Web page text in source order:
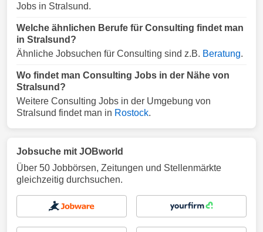
Jobs in Stralsund.
Welche ähnlichen Berufe für Consulting findet man
in Stralsund?
Ähnliche Jobsuchen für Consulting sind z.B. Beratung.
Wo findet man Consulting Jobs in der Nähe von
Stralsund?
Weitere Consulting Jobs in der Umgebung von
Stralsund findet man in Rostock.
Jobsuche mit JOBworld
Über 50 Jobbörsen, Zeitungen und Stellenmärkte
gleichzeitig durchsuchen.